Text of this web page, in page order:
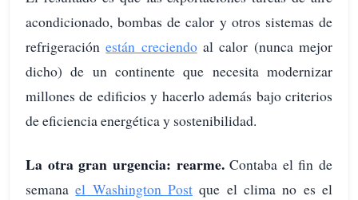
acondicionado, bombas de calor y otros sistemas de
refrigeraciónestán creciendoal calor (nunca mejor
dicho) de un continente que necesita modernizar
millones de edificios y hacerlo además bajo criterios
de eficiencia energética y sostenibilidad.
La otra gran urgencia: rearme.Contaba el fin de
semanael Washington Post que el clima no es el